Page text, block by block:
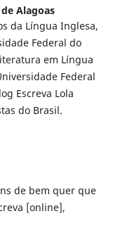
Alagoas
da Língua Inglesa,
Federal do
em Língua
Federal
Escreva Lola
do Brasil.
de bem quer que
[online],